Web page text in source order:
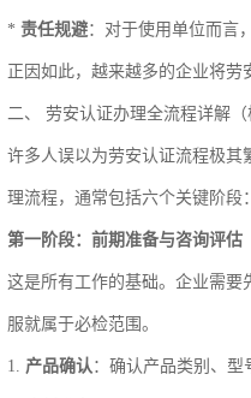
* 责任规避：对于使用单位而言
正因如此，越来越多的企业将劳
二、 劳安认证办理全流程详解（
许多人误以为劳安认证流程极其
理流程，通常包括六个关键阶段：
第一阶段：前期准备与咨询评估
这是所有工作的基础。企业需要
服就属于必检范围。
1. 产品确认 ：确认产品类别、型